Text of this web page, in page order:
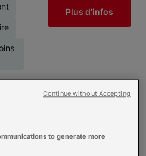
Plus d'infos
to generate more
Continue without Accepting